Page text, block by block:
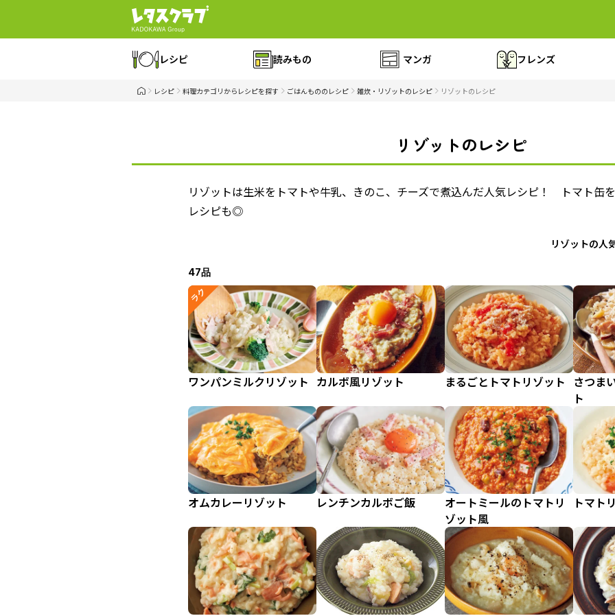
レシピ 読みもの マンガ フレンズ
レシピ 料理カテゴリからレシピを探す ごはんもののレシピ 雑炊・リゾットのレシピ リゾットのレシピ
リゾットのレシピ
リゾットは生米をトマトや牛乳、きのこ、チーズで煮込んだ人気レシピ！ トマト缶
レシピも◎
リゾットの人
47品
ラク
ワンパンミルクリゾット カルボ風リゾット まるごとトマトリゾット
さつま
ト
オムカレーリゾット レンチンカルボご飯
オートミールのトマトリ
ゾット風
トマト